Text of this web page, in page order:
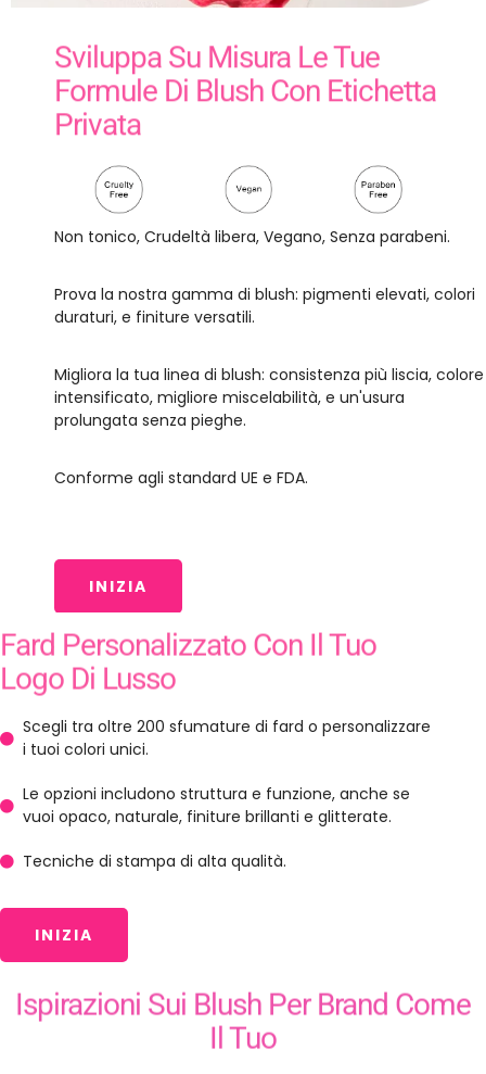
Sviluppa Su Misura Le Tue
Formule Di Blush Con Etichetta
Privata
Non tonico, Crudeltà libera, Vegano, Senza parabeni.
Prova la nostra gamma di blush: pigmenti elevati, colori
duraturi, e finiture versatili.
Migliora la tua linea di blush: consistenza più liscia, colore
intensificato, migliore miscelabilità, e un'usura
prolungata senza pieghe.
Conforme agli standard UE e FDA.
INIZIA
Fard Personalizzato Con Il Tuo
Logo Di Lusso
Scegli tra oltre 200 sfumature di fard o personalizzare
i tuoi colori unici.
Le opzioni includono struttura e funzione, anche se
vuoi opaco, naturale, finiture brillanti e glitterate.
Tecniche di stampa di alta qualità.
INIZIA
Ispirazioni Sui Blush Per Brand Come
Il Tuo